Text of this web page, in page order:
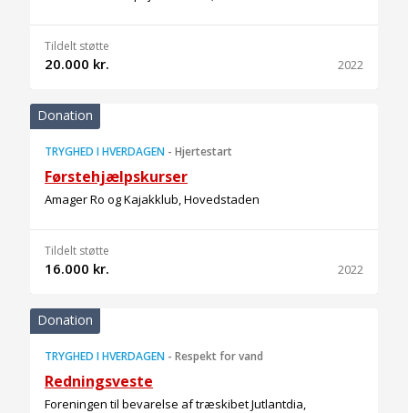
Tildelt støtte
20.000 kr. 2022
Donation
TRYGHED I HVERDAGEN - Hjertestart
Førstehjælpskurser
Amager Ro og Kajakklub, Hovedstaden
Tildelt støtte
16.000 kr. 2022
Donation
TRYGHED I HVERDAGEN - Respekt for vand
Redningsveste
Foreningen til bevarelse af træskibet Jutlantdia,